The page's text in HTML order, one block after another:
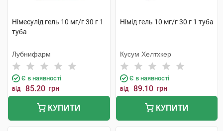
Німесулід гель 10 мг/г 30 г 1
туба
Лубнифарм
Є в наявності
від 85.20 грн
КУПИТИ
Німід гель 10 мг/г 30 г 1 туба
Кусум Хелтхкер
Є в наявності
від 89.10 грн
КУПИТИ